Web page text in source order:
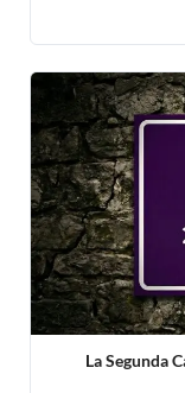
La Segunda